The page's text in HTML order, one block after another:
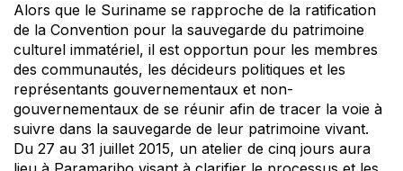
Alors que le Suriname se rapproche de la ratification
de la Convention pour la sauvegarde du patrimoine
culturel immatériel, il est opportun pour les membres
des communautés, les décideurs politiques et les
représentants gouvernementaux et non-
gouvernementaux de se réunir afin de tracer la voie à
suivre dans la sauvegarde de leur patrimoine vivant.
Du 27 au 31 juillet 2015, un atelier de cinq jours aura